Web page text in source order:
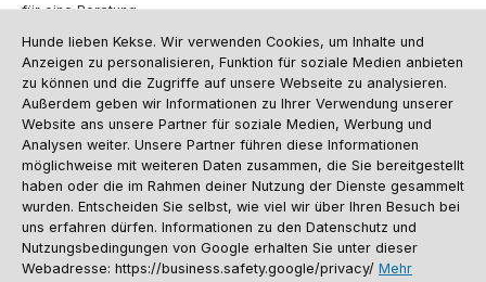
für eine Beratung.
Oder über unserKontaktformular.
Vertrag widerrufen
Kundenservice
Informationen
Social Media und Kontakt
Hunde lieben Kekse. Wir verwenden Cookies, um Inhalte und
Anzeigen zu personalisieren, Funktion für soziale Medien anbieten
zu können und die Zugriffe auf unsere Webseite zu analysieren.
Außerdem geben wir Informationen zu Ihrer Verwendung unserer
Website ans unsere Partner für soziale Medien, Werbung und
Analysen weiter. Unsere Partner führen diese Informationen
möglichweise mit weiteren Daten zusammen, die Sie bereitgestellt
haben oder die im Rahmen deiner Nutzung der Dienste gesammelt
wurden. Entscheiden Sie selbst, wie viel wir über Ihren Besuch bei
uns erfahren dürfen. Informationen zu den Datenschutz und
Nutzungsbedingungen von Google erhalten Sie unter dieser
Webadresse: https://business.safety.google/privacy/ Mehr